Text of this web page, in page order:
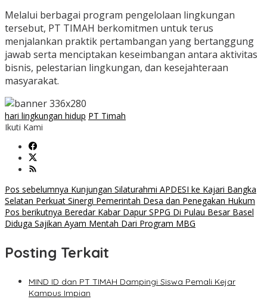
Melalui berbagai program pengelolaan lingkungan
tersebut, PT TIMAH berkomitmen untuk terus
menjalankan praktik pertambangan yang bertanggung
jawab serta menciptakan keseimbangan antara aktivitas
bisnis, pelestarian lingkungan, dan kesejahteraan
masyarakat.
hari lingkungan hidup PT Timah
Ikuti Kami
Navigasi
pos
Pos sebelumnya Kunjungan Silaturahmi APDESI ke Kajari Bangka
Selatan Perkuat Sinergi Pemerintah Desa dan Penegakan Hukum
Pos berikutnya Beredar Kabar Dapur SPPG Di Pulau Besar Basel
Diduga Sajikan Ayam Mentah Dari Program MBG
Posting Terkait
MIND ID dan PT TIMAH Dampingi Siswa Pemali Kejar
Kampus Impian